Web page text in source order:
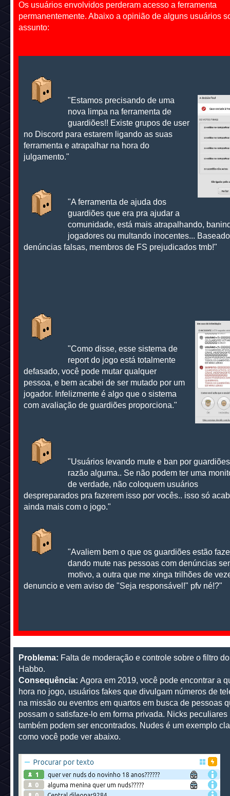
Os usuários envolvidos perderam acesso a ferramenta
permanentemente. Abaixo a opinião de alguns usuários
assunto:
"Estamos precisando de uma
nova limpa na ferramenta de
guardiões!! Existe grupos de user
no Discord para estarem ligando as suas
ferramenta e atrapalhar na hora do
julgamento."
"A ferramenta de ajuda dos
guardiões que era pra ajudar a
comunidade, está mais atrapalhando,
jogadores ou multando inocentes...
denúncias falsas, membros de FS prejudicados tmb!"
"Como disse, esse sistema de
report do jogo está totalmente
defasado, você pode mutar qualquer
pessoa, e bem acabei de ser mutado por um
jogador. Infelizmente é algo que o sistema
com avaliação de guardiões proporciona."
"Usuários levando mute e ban por
razão alguma.. Se não podem ter uma
de verdade, não coloquem usuários
despreparados pra fazerem isso por vocês.. isso só
ainda mais com o jogo."
"Avaliem bem o que os guardiões estão
dando mute nas pessoas com denúncias
motivo, a outra que me xinga trilhões de
denuncio e vem aviso de "Seja responsável!" pfv né!?"
Problema: Falta de moderação e controle sobre o filtro do
Habbo.
Consequência: Agora em 2019, você pode encontrar a
hora no jogo, usuários fakes que divulgam números de
na missão ou eventos em quartos em busca de pessoas
possam o satisfaze-lo em forma privada. Nicks peculiares
também podem ser encontrados. Nudes é um exemplo
como você pode ver abaixo.